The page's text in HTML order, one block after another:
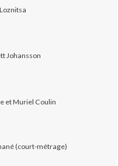
Johansson
et Muriel Coulin
(court-métrage)